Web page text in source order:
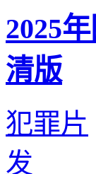
2025
清版
犯罪片
发